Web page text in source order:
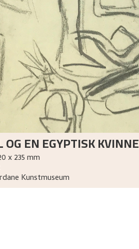
EN EGYPTISK KVINNE
x 235 mm
Kunstmuseum